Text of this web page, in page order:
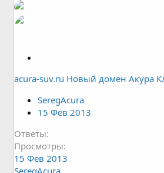
к
ы
т
а
acura-suv.ru Новый домен Акура
SeregAcura
15 Фев 2013
Ответы
Просмотры
15 Фев 2013
SeregAcura